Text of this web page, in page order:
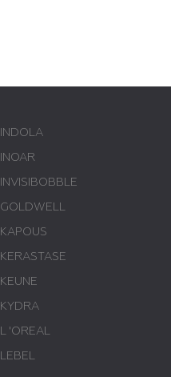
INDOLA
INOAR
INVISIBOBBLE
GOLDWELL
KAPOUS
KERASTASE
KEUNE
KYDRA
L 'ОREAL
LEBEL